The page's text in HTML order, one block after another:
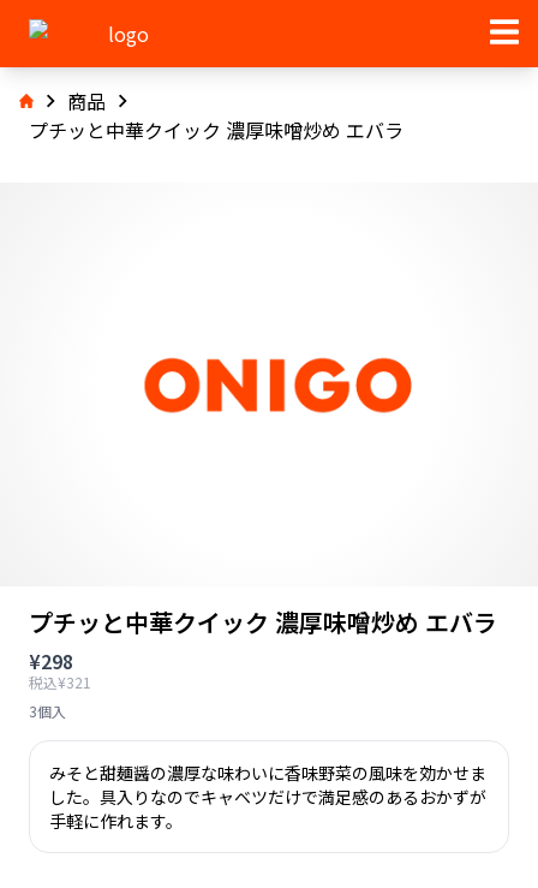
商品
プチッと中華クイック 濃厚味噌炒め エバラ
プチッと中華クイック 濃厚味噌炒め エバラ
¥298
税込¥321
3個入
みそと甜麺醤の濃厚な味わいに香味野菜の風味を効かせま
した。具入りなのでキャベツだけで満足感のあるおかずが
手軽に作れます。